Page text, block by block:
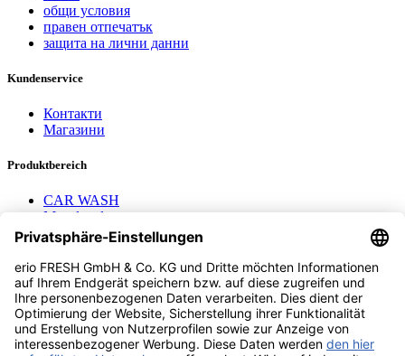
общи условия
правен отпечатък
защита на лични данни
Kundenservice
Контакти
Магазини
Produktbereich
CAR WASH
Mavel reels
AEROTEC Compressors
Nayax Cashless
Contact us
erio FRESH GmbH & Co. KG
Stader Landstr. 7